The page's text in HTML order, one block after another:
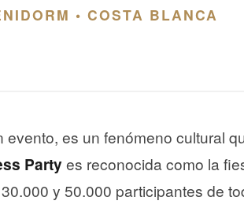
• COSTA BLANCA
evento, es un fenómeno cultural
Partyes reconocida como la
y 50.000 participantes de